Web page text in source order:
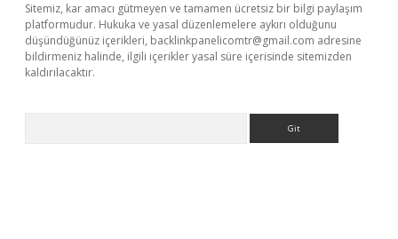
Sitemiz, kar amacı gütmeyen ve tamamen ücretsiz bir bilgi paylaşım
platformudur. Hukuka ve yasal düzenlemelere aykırı olduğunu
düşündüğünüz içerikleri, backlinkpanelicomtr@gmail.com adresine
bildirmeniz halinde, ilgili içerikler yasal süre içerisinde sitemizden
kaldırılacaktır.